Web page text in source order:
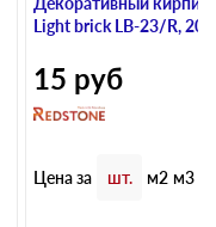
Light brick LB-23/R,
15 руб
Цена за шт. м2 м3